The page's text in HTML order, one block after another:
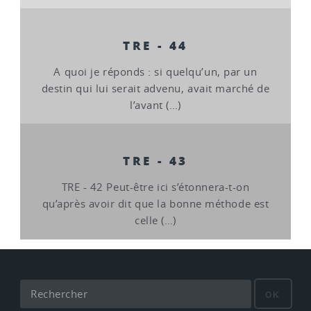
TRE - 44
A quoi je réponds : si quelqu’un, par un
destin qui lui serait advenu, avait marché de
l’avant (…)
TRE - 43
TRE - 42 Peut-être ici s’étonnera-t-on
qu’après avoir dit que la bonne méthode est
celle (…)
OK